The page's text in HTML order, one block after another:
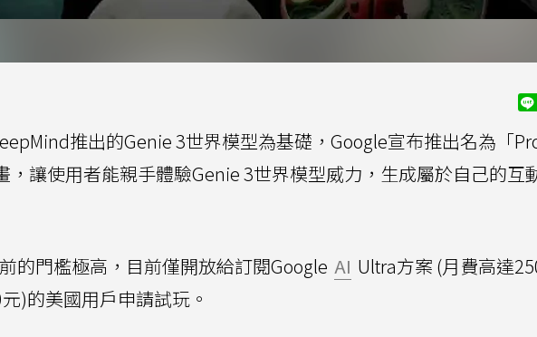
推出的Genie 3世界模型為基礎，Google宣布推出名為「
，讓使用者能親手體驗Genie 3世界模型威力，生成屬於自己的互
的門檻極高，目前僅開放給訂閱Google AI Ultra方案 (月費高達
)的美國用戶申請試玩。